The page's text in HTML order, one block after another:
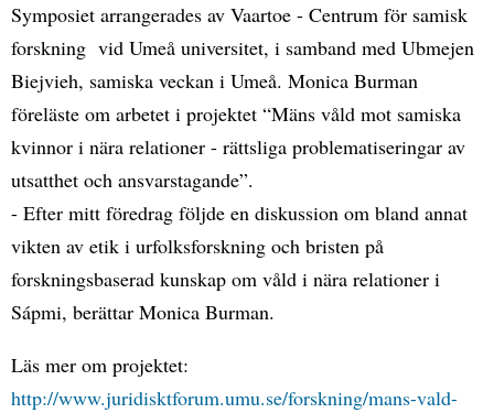
Symposiet arrangerades av Vaartoe - Centrum för samisk
forskning vid Umeå universitet, i samband med Ubmejen
Biejvieh, samiska veckan i Umeå. Monica Burman
föreläste om arbetet i projektet “Mäns våld mot samiska
kvinnor i nära relationer - rättsliga problematiseringar av
utsatthet och ansvarstagande”.
- Efter mitt föredrag följde en diskussion om bland annat
vikten av etik i urfolksforskning och bristen på
forskningsbaserad kunskap om våld i nära relationer i
Sápmi, berättar Monica Burman.
Läs mer om projektet:
http://www.juridisktforum.umu.se/forskning/mans-vald-